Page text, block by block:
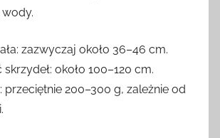
zazwyczaj około 36–46 cm.
około 100–120 cm.
przeciętnie 200–300 g, zależnie od